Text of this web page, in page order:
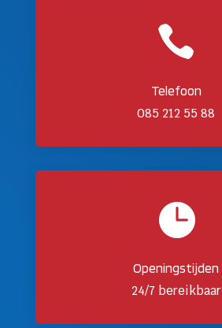

Telefoon
085 212 55 88

Openingstijden
24/7 bereikbaar